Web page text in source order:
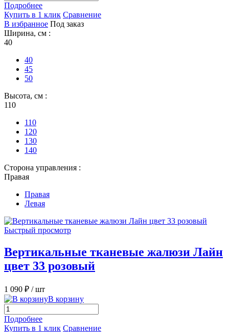
Подробнее
Купить в 1 клик Сравнение
В избранное Под заказ
Ширина, см :
40
40
45
50
Высота, см :
110
110
120
130
140
Сторона управления :
Правая
Правая
Левая
Быстрый просмотр
Вертикальные тканевые жалюзи Лайн
цвет 33 розовый
1 090 ₽ / шт
В корзину
Подробнее
Купить в 1 клик Сравнение